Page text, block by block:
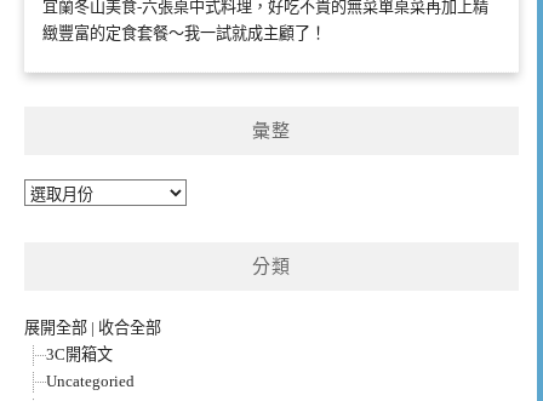
宜蘭冬山美食-六張桌中式料理，好吃不貴的無菜單桌菜再加上精
緻豐富的定食套餐～我一試就成主顧了！
彙整
彙
分類
展開全部 | 收合全部
3C開箱文
Uncategoried